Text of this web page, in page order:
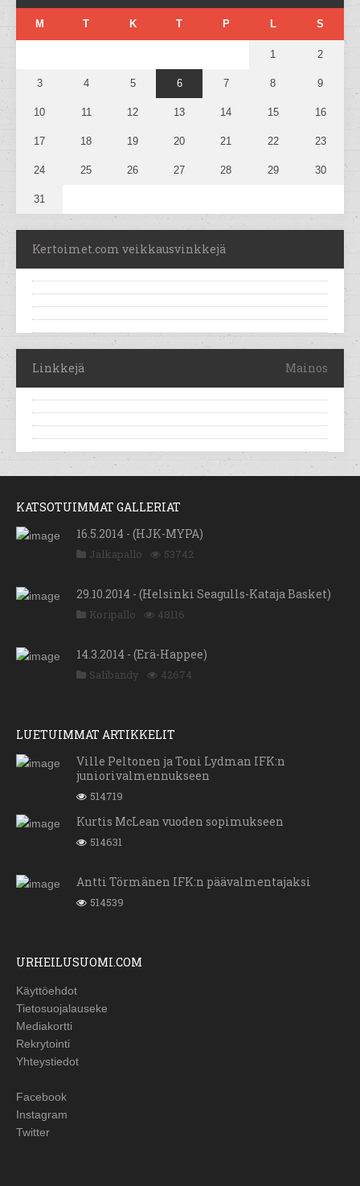
M T K T P L S
1 2
3 4 5 6 7 8 9
10 11 12 13 14 15 16
17 18 19 20 21 22 23
24 25 26 27 28 29 30
31
Kertoimet.com veikkausvinkkejä
Linkkejä Mainos
KATSOTUIMMAT GALLERIAT
16.5.2014 - (HJK-MYPA)
Jalkapallo 53742
29.10.2014 - (Helsinki Seagulls-Kataja Basket)
Koripallo 48116
14.3.2014 - (Erä-Happee)
Salibandy 42674
LUETUIMMAT ARTIKKELIT
Ville Peltonen ja Toni Lydman IFK:n
juniorivalmennukseen
514719
Kurtis McLean vuoden sopimukseen
514631
Antti Törmänen IFK:n päävalmentajaksi
514539
URHEILUSUOMI.COM
Käyttöehdot
Tietosuojalauseke
Mediakortti
Rekrytointi
Yhteystiedot
Facebook
Instagram
Twitter